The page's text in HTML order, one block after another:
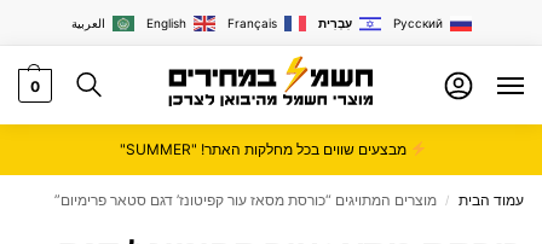
العربية English Français עִבְרִית Русский
0
מבצעים שווים בכל מחלקות האתר! "SUMMER"
עמוד הבית / מוצרים המתויגים “כורסת מסאז עור קפיטונז’ דגם סטאר פרימיום”